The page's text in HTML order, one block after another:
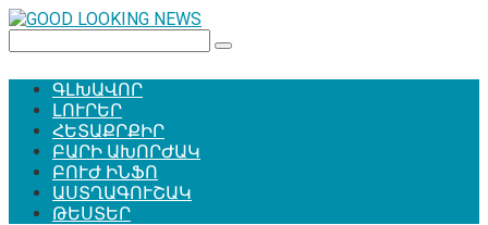
Перейти
контенту
ԳԼԽԱՎՈՐ
ԼՈՒՐԵՐ
ՀԵՏԱՔՐՔԻՐ
ԲԱՐԻ ԱԽՈՐԺԱԿ
ԲՈՒԺ ԻՆՖՈ
ԱՍՏՂԱԳՈՒՇԱԿ
ԹԵՍՏԵՐ